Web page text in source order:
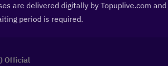
are delivered digitally by Topuplive.com
period is required.
Official